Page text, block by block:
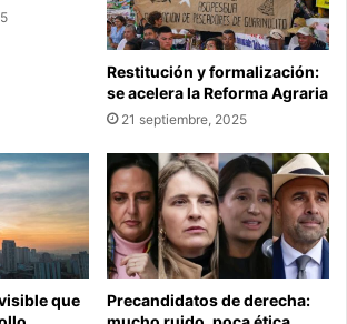
Restitución y formalización:
se acelera la Reforma Agraria
21 septiembre, 2025
que
Precandidatos de derecha: